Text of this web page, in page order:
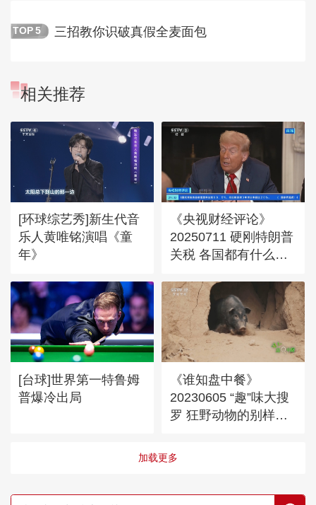
TOP 5 三招教你识破真假全麦面包
相关推荐
[环球综艺秀]新生代音
乐人黄唯铭演唱《童
年》
《央视财经评论》
20250711 硬刚特朗普
关税 各国都有什么
[台球]世界第一特鲁姆
普爆冷出局
《谁知盘中餐》
20230605 “趣”味大搜
罗 狂野动物的别样风
加载更多